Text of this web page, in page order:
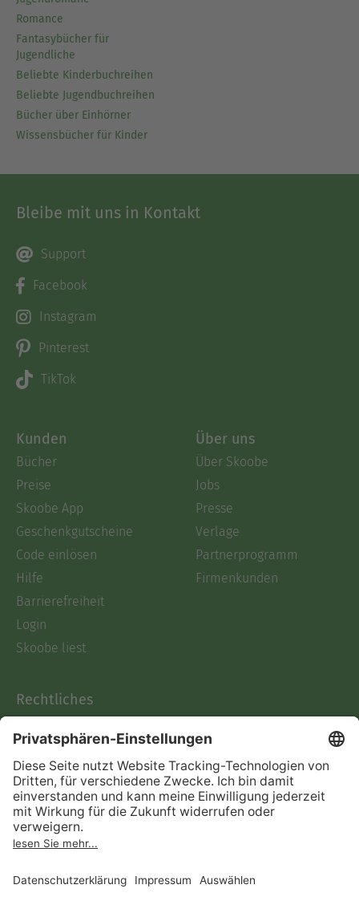
Romance
Fantasybücher für
Jugendliche
Beliebte Kinderbuchreihen
Beliebte Jugendbuchreihen
Bücher über Einhörner
Wissensbücher für Kinder
Bleibe mit uns in Kontakt
Support
Facebook
Instagram
Pinterest
TikTok
Kunden
Bücher
Preise
Skoobe App
Geschenkgutscheine
Code einlösen
Hilfe
Barrierefreiheit
Login
Skoobe liest
Über uns
Über Skoobe
Jobs
Presse
Verlage
Partnerprogramm
Firmenkunden
Rechtliches
AGB
Informationen nach Data
Act
Verträge hier kündigen
Impressum